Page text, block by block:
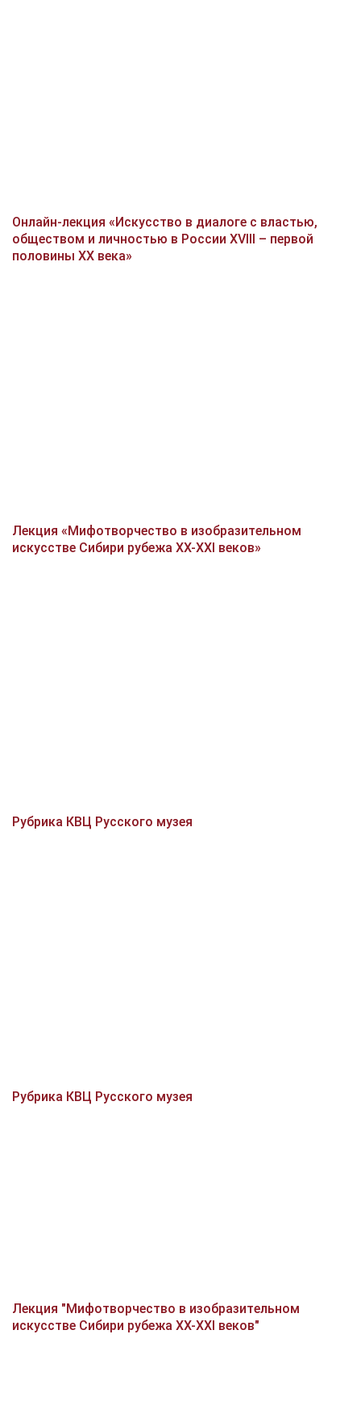
Онлайн-лекция «Искусство в диалоге с властью,
обществом и личностью в России XVIII – первой
половины XX века»
Лекция «Мифотворчество в изобразительном
искусстве Сибири рубежа XX-XXI веков»
Рубрика КВЦ Русского музея
Рубрика КВЦ Русского музея
Лекция "Мифотворчество в изобразительном
искусстве Сибири рубежа XX-XXI веков"